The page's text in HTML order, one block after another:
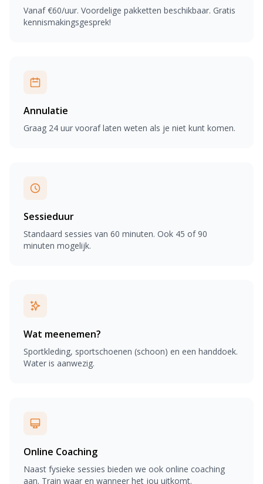
Vanaf €60/uur. Voordelige pakketten beschikbaar. Gratis
kennismakingsgesprek!
Annulatie
Graag 24 uur vooraf laten weten als je niet kunt komen.
Sessieduur
Standaard sessies van 60 minuten. Ook 45 of 90
minuten mogelijk.
Wat meenemen?
Sportkleding, sportschoenen (schoon) en een handdoek.
Water is aanwezig.
Online Coaching
Naast fysieke sessies bieden we ook online coaching
aan. Train waar en wanneer het jou uitkomt.